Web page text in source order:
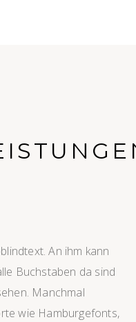
An ihm kann
Buchstaben da sind
Manchmal
wie Hamburgefonts,